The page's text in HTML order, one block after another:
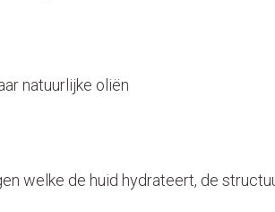
natuurlijke oliën
welke de huid hydrateert, de